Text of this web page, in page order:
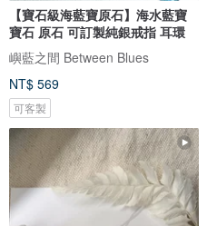
【寶石級海藍寶原石】海水藍寶
寶石 原石 可訂製純銀戒指 耳環
嶼藍之間 Between Blues
NT$ 569
可客製